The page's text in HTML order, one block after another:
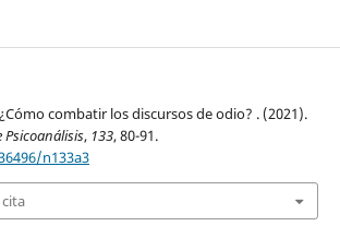
combatir los discursos de odio? . (2021).
Psicoanálisis, 133, 80-91.
n133a3